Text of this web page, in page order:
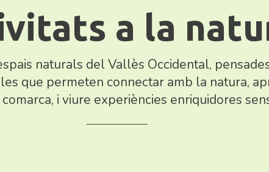
a la
naturals del Vallès Occidental,
que permeten connectar amb la natura,
i viure experiències enriquidores